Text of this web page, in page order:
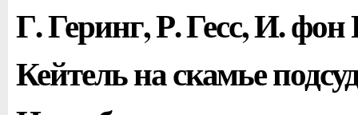
Г. Геринг, Р. Гесс, И.
Кейтель на скамье